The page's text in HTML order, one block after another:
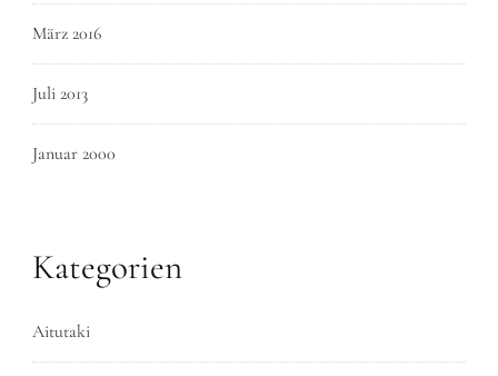
März 2016
Juli 2013
Januar 2000
Kategorien
Aitutaki